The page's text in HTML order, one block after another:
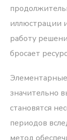
иллюстрации
работу
бросает
значительно
становятся
периодов